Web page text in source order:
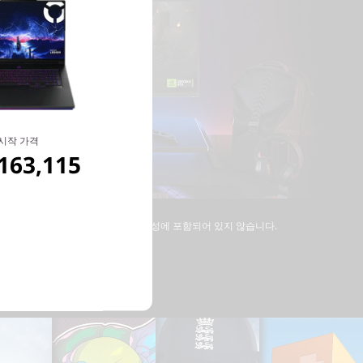
마우스, 백팩, 헤드셋, 스탠드는 구성에 포함되어 있지 않습니다.
작 가격